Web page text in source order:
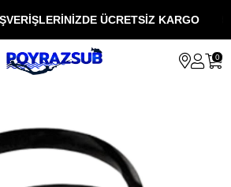
ÜCRETSİZ KARGO
0